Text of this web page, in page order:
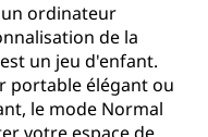
ordinateur
de la
un jeu d'enfant.
portable élégant ou
le mode Normal